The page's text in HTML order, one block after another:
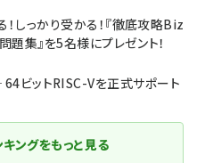
しっかり受かる！『徹底攻略Biz
集』を5名様にプレゼント！
ビットRISC-Vを正式サポート
ングをもっと見る